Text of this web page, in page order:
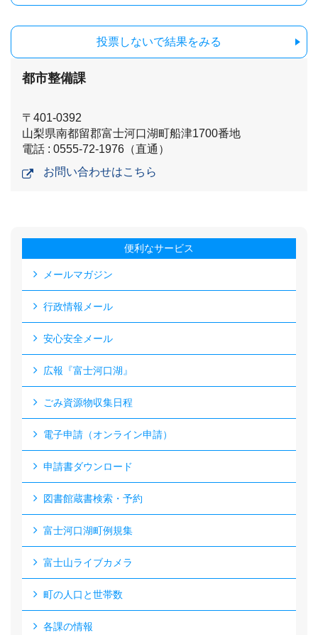
投票しないで結果をみる
都市整備課
〒401-0392
山梨県南都留郡富士河口湖町船津1700番地
電話 : 0555-72-1976（直通）
お問い合わせはこちら
便利なサービス
メールマガジン
行政情報メール
安心安全メール
広報『富士河口湖』
ごみ資源物収集日程
電子申請（オンライン申請）
申請書ダウンロード
図書館蔵書検索・予約
富士河口湖町例規集
富士山ライブカメラ
町の人口と世帯数
各課の情報